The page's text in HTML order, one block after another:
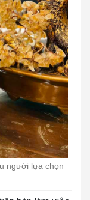
người lựa chọn